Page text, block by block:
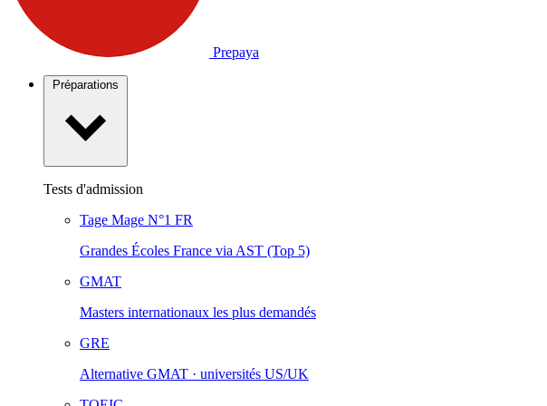
Prepaya
Tests d'admission
Tage Mage N°1 FR
Grandes Écoles France via AST (Top 5)
GMAT
Masters internationaux les plus demandés
GRE
Alternative GMAT · universités US/UK